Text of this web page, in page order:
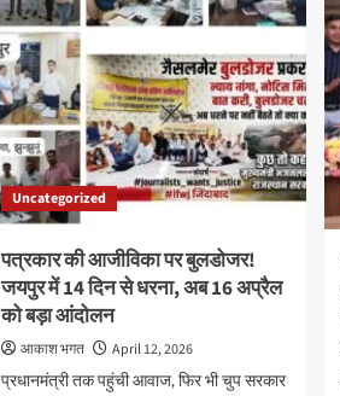
Uncategorized
पत्रकार की आजीविका पर बुलडोजर!
जयपुर में 14 दिन से धरना, अब 16 अप्रैल
को बड़ा आंदोलन
आकाश भगत
April 12, 2026
प्रधानमंत्री तक पहुंची आवाज, फिर भी चुप सरकार